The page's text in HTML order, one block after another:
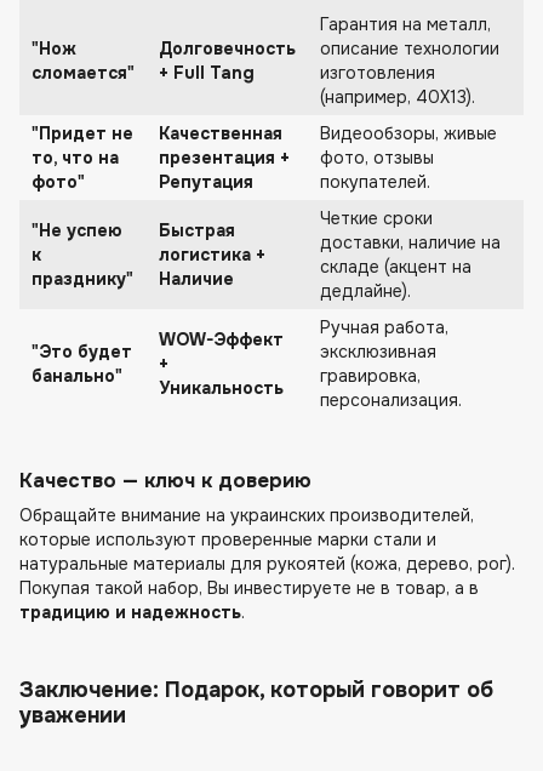
"Нож
сломается"
Долговечность
+ Full Tang
Гарантия на металл,
описание технологии
изготовления
(например, 40Х13).
"Придет не
то, что на
фото"
Качественная
презентация +
Репутация
Видеообзоры, живые
фото, отзывы
покупателей.
"Не успею
к
празднику"
Быстрая
логистика +
Наличие
Четкие сроки
доставки, наличие на
складе (акцент на
дедлайне).
"Это будет
банально"
WOW-Эффект
+
Уникальность
Ручная работа,
эксклюзивная
гравировка,
персонализация.
Качество — ключ к доверию
Обращайте внимание на украинских производителей,
которые используют проверенные марки стали и
натуральные материалы для рукоятей (кожа, дерево, рог).
Покупая такой набор, Вы инвестируете не в товар, а в
традицию и надежность.
Заключение: Подарок, который говорит об
уважении